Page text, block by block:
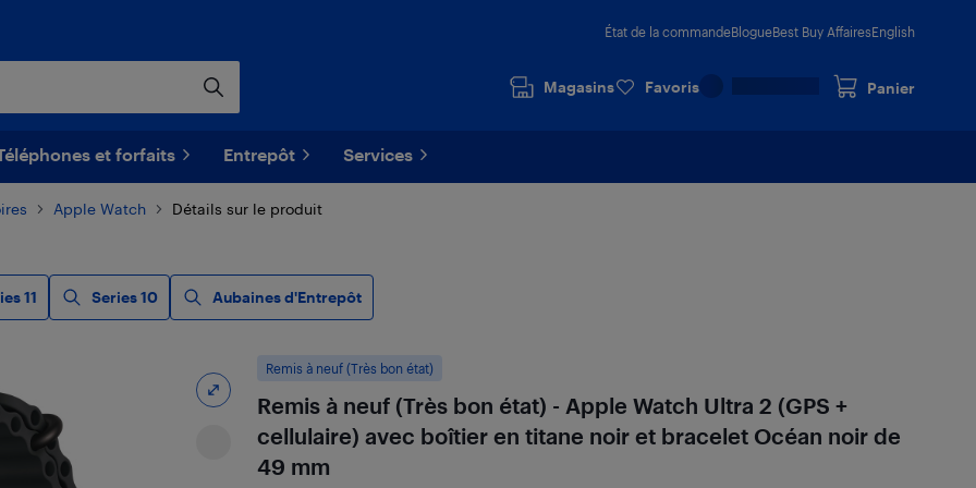
État de la commandeBlogueBest Buy AffairesEnglish
Magasins Favoris Panier
et forfaits Entrepôt Services
Apple Watch Détails sur le produit
11 Series 10 Aubaines d'Entrepôt
Remis à neuf (Très bon état)
Remis à neuf (Très bon état) - Apple Watch Ultra 2 (GPS +
cellulaire) avec boîtier en titane noir et bracelet Océan noir de
49 mm